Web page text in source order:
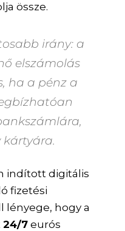
össze.
irány: a
elszámolás
ha a pénz a
indított digitális
fizetési
lényege, hogy a
24/7 eurós